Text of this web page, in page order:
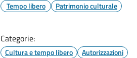
Tempo libero Patrimonio culturale
Categorie:
Cultura e tempo libero Autorizzazioni